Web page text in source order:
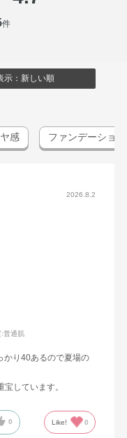
件
示：新しい順
感 ファンデーション
2026.8.2
:普通肌
かり40あるので夏場の
しています。
0 Like! 0